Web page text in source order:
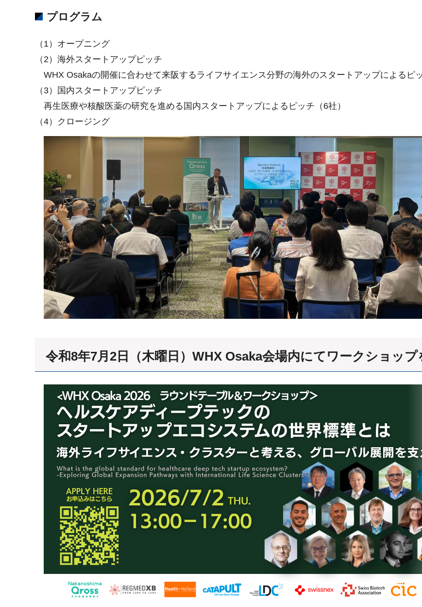
プログラム
（1）オープニング
（2）海外スタートアップピッチ
WHX Osakaの開催に合わせて来阪するライフサイエンス分野の海外のスタートアップによるピッ
（3）国内スタートアップピッチ
再生医療や核酸医薬の研究を進める国内スタートアップによるピッチ（6社）
（4）クロージング
令和8年7月2日（木曜日）WHX Osaka会場内にてワークショップ